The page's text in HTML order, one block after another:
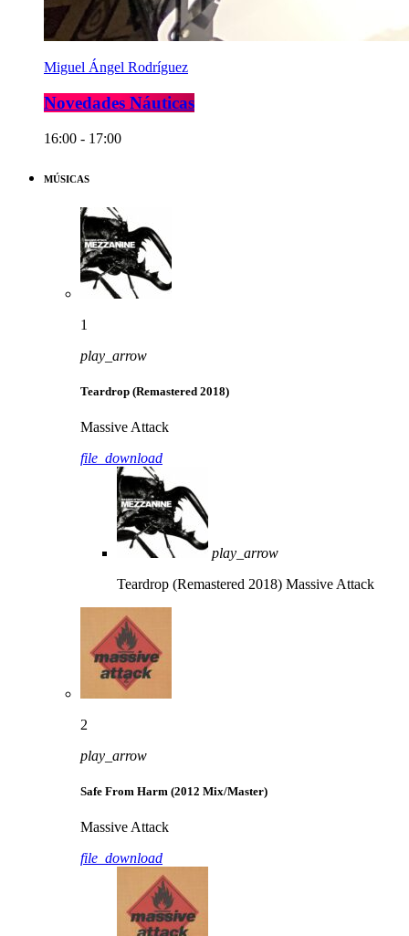
Miguel Ángel Rodríguez
Novedades Náuticas
16:00 - 17:00
MÚSICAS
1
play_arrow
Teardrop (Remastered 2018)
Massive Attack
file_download
play_arrow
Teardrop (Remastered 2018) Massive Attack
2
play_arrow
Safe From Harm (2012 Mix/Master)
Massive Attack
file_download